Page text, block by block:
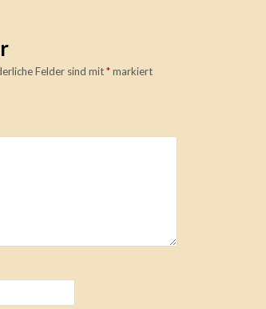
Felder sind mit*markiert